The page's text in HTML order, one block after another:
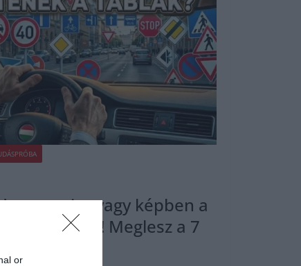
or
mennyire vagy képben a
jelzésekkel! Meglesz a 7